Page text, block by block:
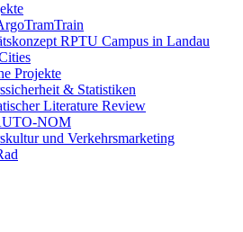
RPTU Campus in Landau
Projekte
& Statistiken
Literature Review
NOM
und Verkehrsmarketing